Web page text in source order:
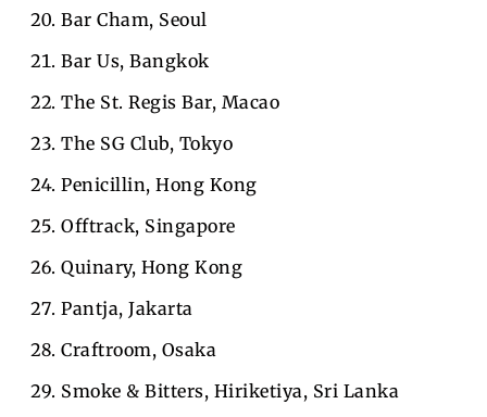
Bar Cham, Seoul
Bar Us, Bangkok
The St. Regis Bar, Macao
The SG Club, Tokyo
Penicillin, Hong Kong
Offtrack, Singapore
Quinary, Hong Kong
Pantja, Jakarta
Craftroom, Osaka
Smoke & Bitters, Hiriketiya, Sri Lanka